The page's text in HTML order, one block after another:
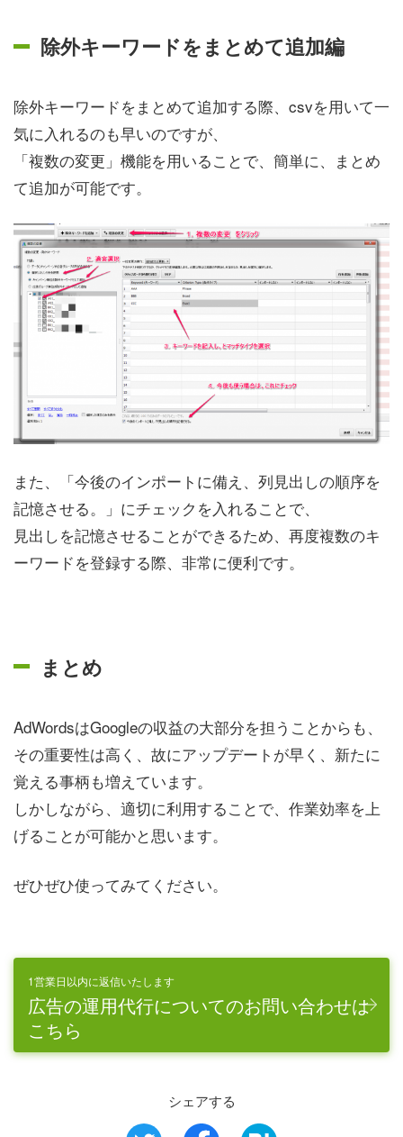
除外キーワードをまとめて追加編
除外キーワードをまとめて追加する際、csvを用いて一
気に入れるのも早いのですが、
「複数の変更」機能を用いることで、簡単に、まとめ
て追加が可能です。
また、「今後のインポートに備え、列見出しの順序を
記憶させる。」にチェックを入れることで、
見出しを記憶させることができるため、再度複数のキ
ーワードを登録する際、非常に便利です。
まとめ
AdWordsはGoogleの収益の大部分を担うことからも、
その重要性は高く、故にアップデートが早く、新たに
覚える事柄も増えています。
しかしながら、適切に利用することで、作業効率を上
げることが可能かと思います。
ぜひぜひ使ってみてください。
1営業日以内に返信いたします
広告の運用代行についてのお問い合わせは
こちら
シェアする